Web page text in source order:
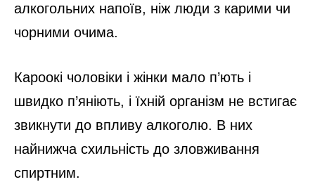
алкогольних напоїв, ніж люди з карими чи
чорними очима.
Кароокі чоловіки і жінки мало п’ють і
швидко п’яніють, і їхній організм не встигає
звикнути до впливу алкоголю. В них
найнижча схильність до зловживання
спиртним.